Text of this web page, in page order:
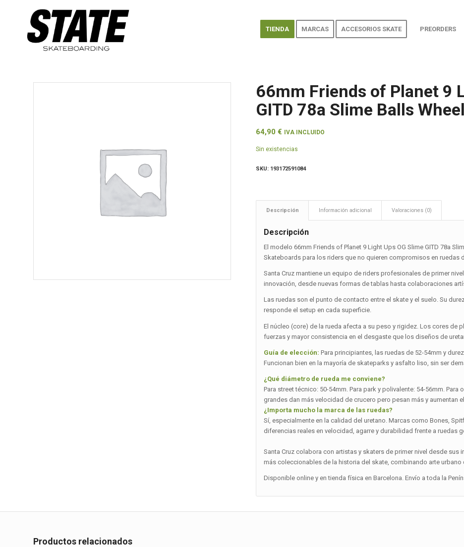
TIENDA MARCAS ACCESORIOS SKATE PREORDERS
66mm Friends of Planet 9
GITD 78a Slime Balls
64,90€ IVA INCLUIDO
Sin existencias
SKU: 193172591084
Descripción Información adicional Valoraciones (0)
Descripción
El modelo 66mm Friends of Planet 9 Light Ups OG Slime GITD 78a
Skateboards para los riders que no quieren compromisos en ruedas
Santa Cruz mantiene un equipo de riders profesionales de primer
innovación, desde nuevas formas de tablas hasta colaboraciones
Las ruedas son el punto de contacto entre el skate y el suelo. Su
responde el setup en cada superficie.
El núcleo (core) de la rueda afecta a su peso y rigidez. Los cores
fuerzas y mayor consistencia en el desgaste que los diseños de
Guía de elección: Para principiantes, las ruedas de 52-54mm y
Funcionan bien en la mayoría de skateparks y asfalto liso, sin ser
¿Qué diámetro de rueda me conviene?
Para street técnico: 50-54mm. Para park y polivalente: 54-56mm.
grandes dan más velocidad de crucero pero pesan más y aumentan
¿Importa mucho la marca de las ruedas?
Sí, especialmente en la calidad del uretano. Marcas como Bones,
diferencias reales en velocidad, agarre y durabilidad frente a ruedas
Santa Cruz colabora con artistas y skaters de primer nivel desde
más coleccionables de la historia del skate, combinando arte
Disponible online y en tienda física en Barcelona. Envío a toda la
Productos relacionados